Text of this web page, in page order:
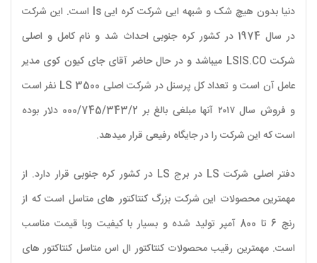
دنیا بدون هیچ شک و شبهه ایی شرکت کره ایی ls است. این شرکت
در سال 1974 در کشور کره جنوبی احداث شد و نام کامل و اصلی
شرکت LSIS.CO میباشد و در حال حاضر آقای جای کیون کوی مدیر
عامل آن است و تعداد کل پرسنل در شرکت اصلی LS 3500 نفر است
و فروش سال ۲۰۱۷ آنها مبلغی بالغ بر 000/745/343/2 دلار بوده
است که این شرکت را در جایگاه رفیعی قرار میدهد.
دفتر اصلی شرکت LS در برج LS در کشور کره جنوبی قرار دارد. از
مهمترین محصولات این شرکت بزرگ کنتاکتور های متاسل است که از
رنج 6 تا 800 آمپر تولید شده و بسیار با کیفیت وبا قیمت مناسب
است. مهمترین رقیب محصولات کنتاکتور ال اس متاسل کنتاکتور های